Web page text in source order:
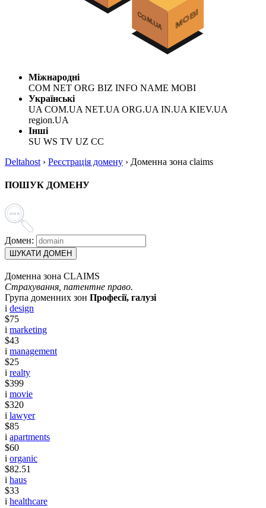
Міжнародні
COM NET ORG BIZ INFO NAME MOBI
Українські
UA COM.UA NET.UA ORG.UA IN.UA KIEV.UA
region.UA
Інші
SU WS TV UZ CC
Deltahost › Реєстрація домену › Доменна зона claims
ПОШУК ДОМЕНУ
Домен:
ШУКАТИ ДОМЕН
Доменна зона CLAIMS
Страхування, патентне право.
Група доменних зон Професії, галузі
i design
$75
i marketing
$43
i management
$25
i realty
$399
i movie
$320
i lawyer
$85
i apartments
$60
i organic
$82.51
i haus
$33
i healthcare